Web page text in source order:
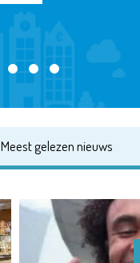
Meest gelezen nieuws